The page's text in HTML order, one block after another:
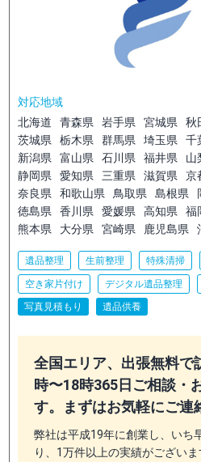
対応地域
北海道
青森県 岩手県 宮城県 秋
茨城県
栃木県 群馬県 埼玉県 千
新潟県
富山県 石川県 福井県 山
静岡県
愛知県 三重県 滋賀県 京
奈良県
和歌山県 鳥取県 島根県
徳島県
香川県 愛媛県 高知県 福
熊本県
大分県 宮崎県 鹿児島県
遺品整理 生前整理 特殊清掃
空き家片付け デジタル遺品整理
写真見積もり
遺品供養
全国エリア、出張無料で
時〜18時365日ご相談・
す。まずはお気軽にご連
弊社は平成19年に創業し、いち
り、1万件以上の実績がござい